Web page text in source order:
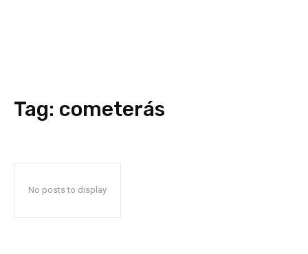
Tag: cometerás
No posts to display